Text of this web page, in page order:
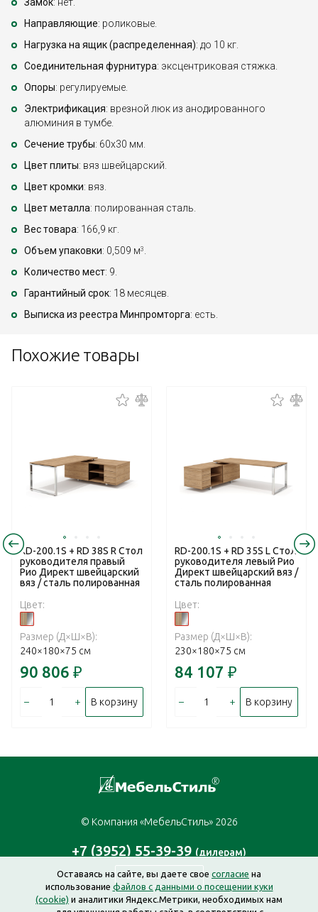
Замок: нет.
Направляющие: роликовые.
Нагрузка на ящик (распределенная): до 10 кг.
Соединительная фурнитура: эксцентриковая стяжка.
Опоры: регулируемые.
Электрификация: врезной люк из анодированного
алюминия в тумбе.
Сечение трубы: 60х30 мм.
Цвет плиты: вяз швейцарский.
Цвет кромки: вяз.
Цвет металла: полированная сталь.
Вес товара: 166,9 кг.
Объем упаковки: 0,509 м3 .
Количество мест: 9.
Гарантийный срок: 18 месяцев.
Выписка из реестра Минпромторга: есть.
Похожие товары
RD-200.1S + RD 38S R Стол
руководителя правый
Рио Директ швейцарский
вяз / сталь полированная
Цвет:
Размер (Д×Ш×В):
240×180×75 см
90 806 ₽
– + В корзину
RD-200.1S + RD 35S L Стол
руководителя левый Рио
Директ швейцарский вяз /
сталь полированная
Цвет:
Размер (Д×Ш×В):
230×180×75 см
84 107 ₽
– + В корзину
© Компания «МебельСтиль» 2026
+7 (3952) 55-39-39 (дилерам)
Заказать звонок
Оставаясь на сайте, вы даете свое согласие на
использование файлов с данными о посещении куки
(cookie) и аналитики Яндекс.Метрики, необходимых нам